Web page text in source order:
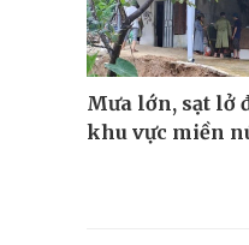
Mưa lớn, sạt lở
khu vực miền